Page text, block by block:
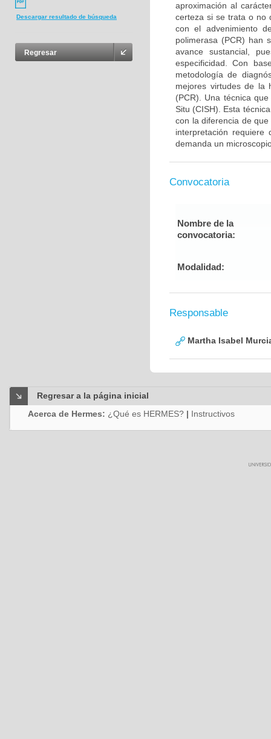
Descargar resultado de búsqueda
Regresar
aproximación al
certeza si se trata o no
con el advenimiento
polimerasa (PCR) han
avance sustancial,
especificidad. Con
metodología de
mejores virtudes de la
(PCR). Una técnica
Situ (CISH). Esta
con la diferencia de
interpretación requiere
demanda un
Convocatoria
Nombre de la
convocatoria:
Modalidad:
Responsable
Martha Isabel
Regresar a la página inicial
Acerca de Hermes: ¿Qué es HERMES? | Instructivos